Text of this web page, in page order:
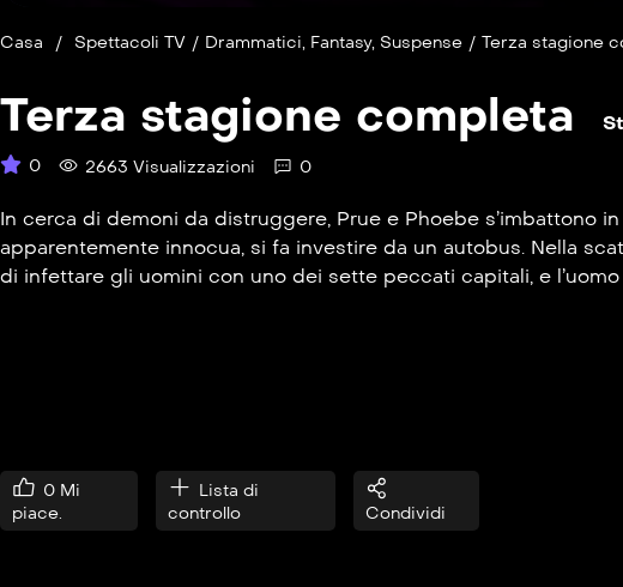
Casa / Spettacoli TV / Drammatici, Fantasy, Suspense / Terza stagione
Terza stagione completa
0 2663 Visualizzazioni 0
In cerca di demoni da distruggere, Prue e Phoebe s’imbattono
apparentemente innocua, si fa investire da un autobus. Nella
di infettare gli uomini con uno dei sette peccati capitali, e
0 Mi
piace.
Lista di
controllo
Condividi